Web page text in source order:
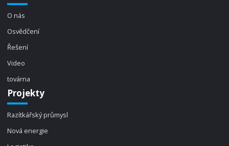
O nás
Osvědčení
Řešení
Video
továrna
Projekty
Razítkářský průmysl
Nová energie